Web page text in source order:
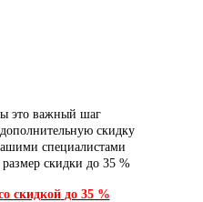
это важный шаг
скидку
специалистами
скидки до 35 %
скидкой до 35 %